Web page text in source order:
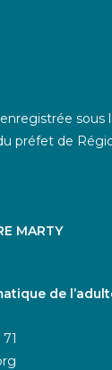
sous
préfet de
MARTY
de